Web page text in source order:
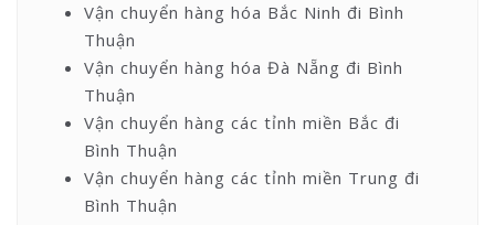
Vận chuyển hàng hóa Bắc Ninh đi Bình
Thuận
Vận chuyển hàng hóa Đà Nẵng đi Bình
Thuận
Vận chuyển hàng các tỉnh miền Bắc đi
Bình Thuận
Vận chuyển hàng các tỉnh miền Trung đi
Bình Thuận